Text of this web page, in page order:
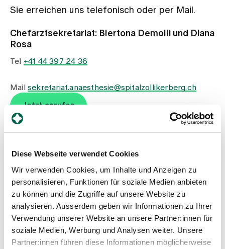
Diese Webseite verwendet Cookies
Wir verwenden Cookies, um Inhalte und Anzeigen zu
personalisieren, Funktionen für soziale Medien anbieten
zu können und die Zugriffe auf unsere Website zu
analysieren. Ausserdem geben wir Informationen zu Ihrer
Verwendung unserer Website an unsere Partner:innen für
soziale Medien, Werbung und Analysen weiter. Unsere
Partner:innen führen diese Informationen möglicherweise
Kontakt
Medien
Publikationen
Übersicht & Leistungen
Kontakt
Sie erreichen uns telefonisch oder per Mail.
Chefarztsekretariat: Blertona Demolli und Diana
Rosa
Tel +41 44 397 24 36
Mail sekretariat.anaesthesie@spitalzollikerberg.ch
Jetzt anrufen
Spital Zollikerberg
Dienstleistungszentrum Operationssäle und
Trichtenhauserstrasse 20
8125 Zollikerberg
Tel
+41 44 397 24 36